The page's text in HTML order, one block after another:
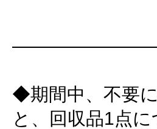
◆期間中、不要
と、回収品1点に